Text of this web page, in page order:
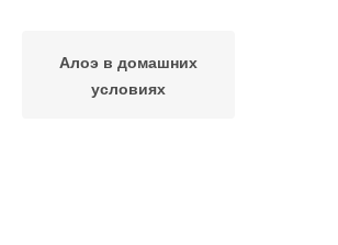
Алоэ в домашних
условиях